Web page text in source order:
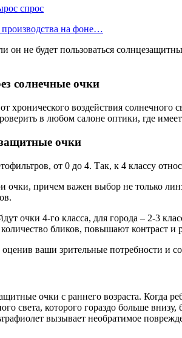
спрос
на фоне…
он не будет пользоваться
солнечные очки
хронического воздействия
в любом салоне оптики, где
очки
от 0 до 4. Так, к 4 классу
очки, причем важен выбор не только
очки 4-го класса, для города – 2-3
бликов, повышают контраст и
ваши зрительные потребности и
очки с раннего возраста. Когда
света, которого гораздо больше
вызывает необратимое